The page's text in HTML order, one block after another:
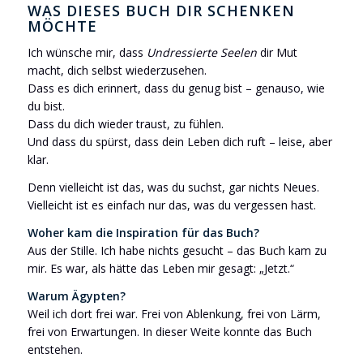
WAS DIESES BUCH DIR SCHENKEN
MÖCHTE
Ich wünsche mir, dass Undressierte Seelendir Mut
macht, dich selbst wiederzusehen.
Dass es dich erinnert, dass du genug bist – genauso, wie
du bist.
Dass du dich wieder traust, zu fühlen.
Und dass du spürst, dass dein Leben dich ruft – leise, aber
klar.
Denn vielleicht ist das, was du suchst, gar nichts Neues.
Vielleicht ist es einfach nur das, was du vergessen hast.
Woher kam die Inspiration für das Buch?
Aus der Stille. Ich habe nichts gesucht – das Buch kam zu
mir. Es war, als hätte das Leben mir gesagt: „Jetzt.“
Warum Ägypten?
Weil ich dort frei war. Frei von Ablenkung, frei von Lärm,
frei von Erwartungen. In dieser Weite konnte das Buch
entstehen.